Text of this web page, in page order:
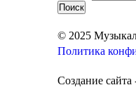
© 2025
Политика
Создание сайта